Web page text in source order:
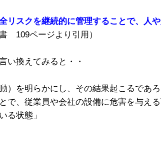
リスクを継続的に管理することで、人
書 109ページより引用）
い換えてみると・・
）を明らかにし、その結果起こるであ
で、従業員や会社の設備に危害を与え
る状態」